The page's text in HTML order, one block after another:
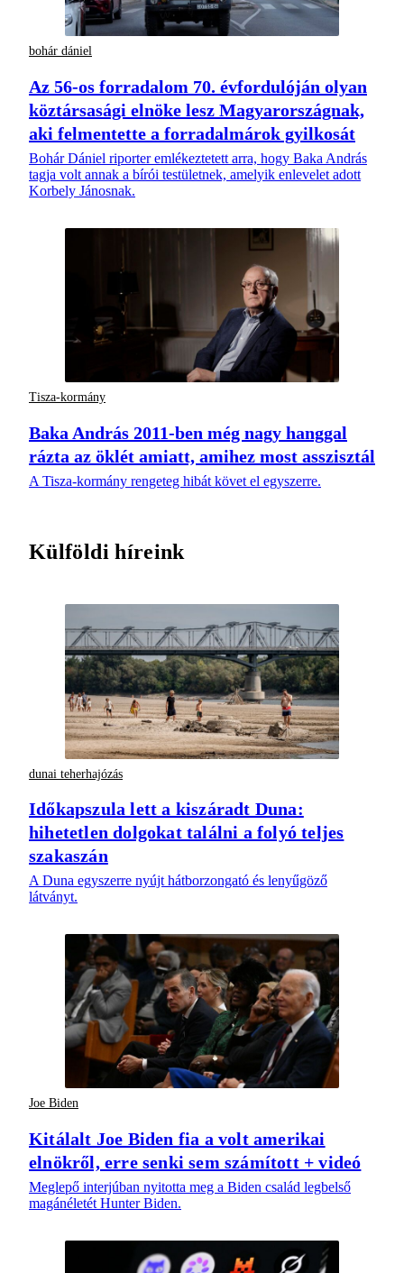
bohár dániel
Az 56-os forradalom 70. évfordulóján olyan
köztársasági elnöke lesz Magyarországnak,
aki felmentette a forradalmárok gyilkosát
Bohár Dániel riporter emlékeztetett arra, hogy Baka András
tagja volt annak a bírói testületnek, amelyik enlevelet adott
Korbely Jánosnak.
Tisza-kormány
Baka András 2011-ben még nagy hanggal
rázta az öklét amiatt, amihez most asszisztál
A Tisza-kormány rengeteg hibát követ el egyszerre.
Külföldi híreink
dunai teherhajózás
Időkapszula lett a kiszáradt Duna:
hihetetlen dolgokat találni a folyó teljes
szakaszán
A Duna egyszerre nyújt hátborzongató és lenyűgöző
látványt.
Joe Biden
Kitálalt Joe Biden fia a volt amerikai
elnökről, erre senki sem számított + videó
Meglepő interjúban nyitotta meg a Biden család legbelső
magánéletét Hunter Biden.